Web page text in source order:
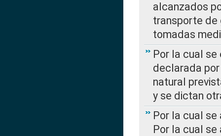
alcanzados
transporte de
tomadas
Por la cual
declarada
natural
y se dictan
Por la cual se
Por la cual